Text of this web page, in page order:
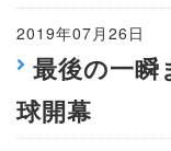
2019年07月26日
最後の一
球開幕